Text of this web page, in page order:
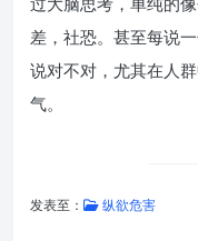
差，社恐。甚至每说
说对不对，尤其在人
气。
发表至： 纵欲危害